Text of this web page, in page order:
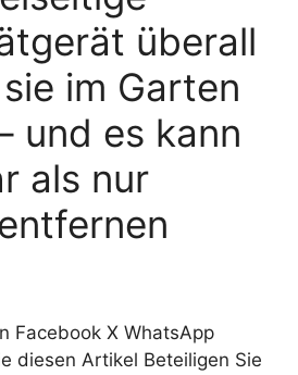
überall
im Garten
und es kann
als nur
Facebook X WhatsApp
diesen Artikel Beteiligen Sie